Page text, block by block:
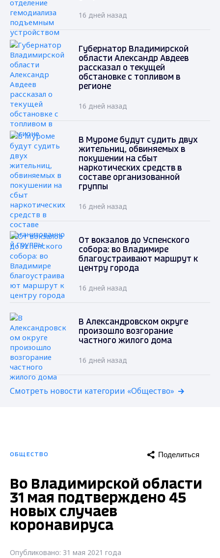
16 дней назад
Губернатор Владимирской
области Александр Авдеев
рассказал о текущей
обстановке с топливом в
регионе
16 дней назад
В Муроме будут судить двух
жительниц, обвиняемых в
покушении на сбыт
наркотических средств в
составе организованной
группы
16 дней назад
От вокзалов до Успенского
собора: во Владимире
благоустраивают маршрут к
центру города
16 дней назад
В Александровском округе
произошло возгорание
частного жилого дома
16 дней назад
Смотреть новости категории «Общество»
ОБЩЕСТВО Поделиться
Во Владимирской области
31 мая подтверждено 45
новых случаев
коронавируса
Опубликовано: 31 мая 2021 года